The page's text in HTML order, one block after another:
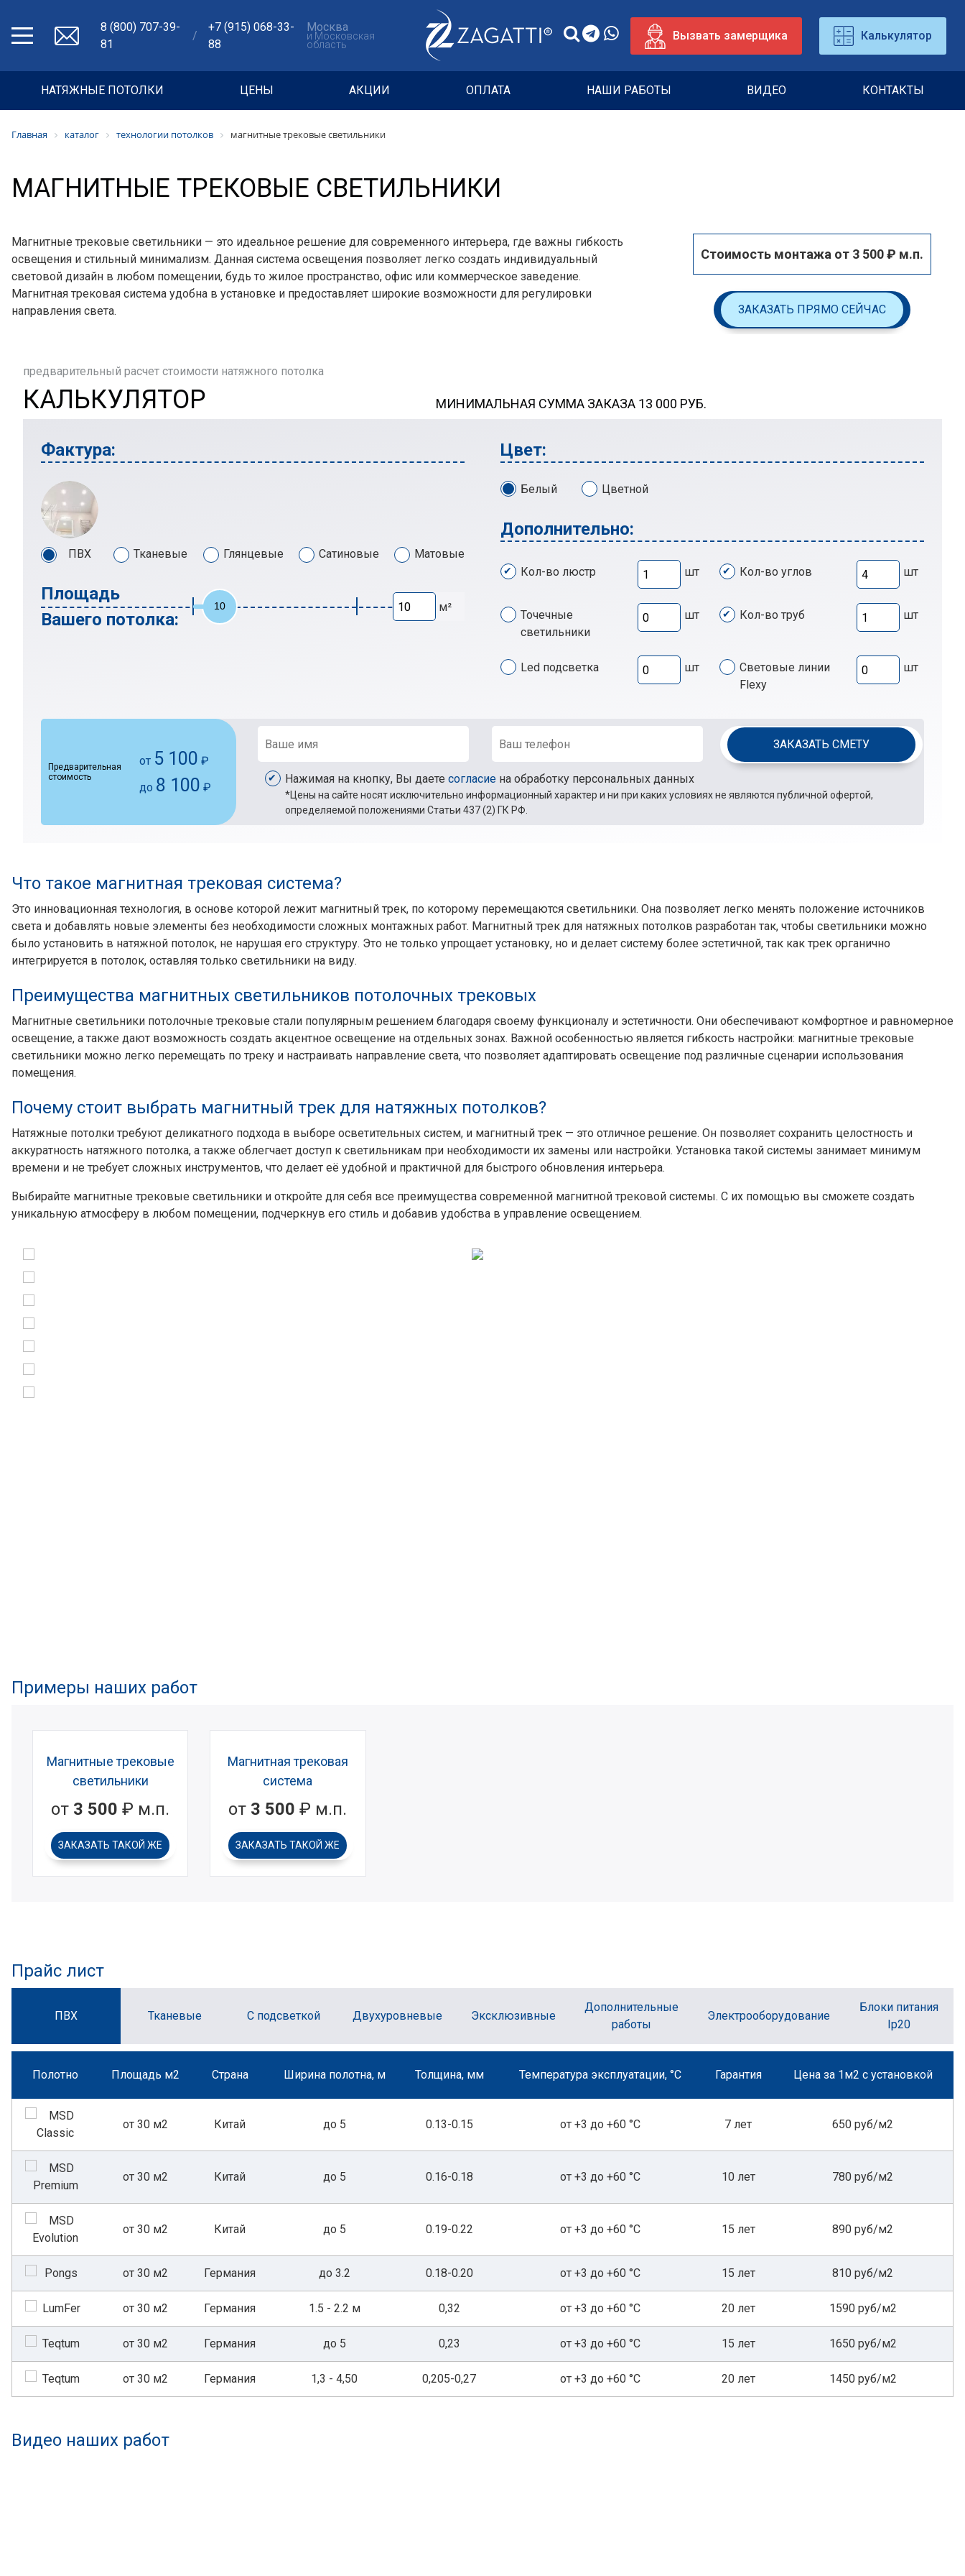
8 (800) 707-39-
81
/
+7 (915) 068-33-
88
Москва
и Московская
область
Вызвать замерщика Калькулятор
НАТЯЖНЫЕ ПОТОЛКИ ЦЕНЫ АКЦИИ ОПЛАТА НАШИ РАБОТЫ ВИДЕО КОНТАКТЫ
Главная каталог технологии потолков магнитные трековые светильники
МАГНИТНЫЕ ТРЕКОВЫЕ СВЕТИЛЬНИКИ
Магнитные трековые светильники — это идеальное решение для современного интерьера, где важны гибкость
освещения и стильный минимализм. Данная система освещения позволяет легко создать индивидуальный
световой дизайн в любом помещении, будь то жилое пространство, офис или коммерческое заведение.
Магнитная трековая система удобна в установке и предоставляет широкие возможности для регулировки
направления света.
Cтоимость монтажа от 3 500 ₽ м.п.
ЗАКАЗАТЬ ПРЯМО СЕЙЧАС
предварительный расчет стоимости натяжного потолка
КАЛЬКУЛЯТОР МИНИМАЛЬНАЯ СУММА ЗАКАЗА 13 000 РУБ.
Фактура:
ПВХ Тканевые Глянцевые Сатиновые Матовые
Площадь
Вашего потолка:
10 м²
Цвет:
Белый Цветной
Дополнительно:
Кол-во люстр шт Кол-во углов шт
Точечные
светильники
шт Кол-во труб шт
Led подсветка шт
Световые линии
Flexy
шт
Предварительная
стоимость
от 5 100 ₽
до 8 100 ₽
ЗАКАЗАТЬ СМЕТУ
Нажимая на кнопку, Вы даете согласие на обработку персональных данных
*Цены на сайте носят исключительно информационный характер и ни при каких условиях не являются публичной офертой,
определяемой положениями Статьи 437 (2) ГК РФ.
Что такое магнитная трековая система?
Это инновационная технология, в основе которой лежит магнитный трек, по которому перемещаются светильники. Она позволяет легко менять положение источников
света и добавлять новые элементы без необходимости сложных монтажных работ. Магнитный трек для натяжных потолков разработан так, чтобы светильники можно
было установить в натяжной потолок, не нарушая его структуру. Это не только упрощает установку, но и делает систему более эстетичной, так как трек органично
интегрируется в потолок, оставляя только светильники на виду.
Преимущества магнитных светильников потолочных трековых
Магнитные светильники потолочные трековые стали популярным решением благодаря своему функционалу и эстетичности. Они обеспечивают комфортное и равномерное
освещение, а также дают возможность создать акцентное освещение на отдельных зонах. Важной особенностью является гибкость настройки: магнитные трековые
светильники можно легко перемещать по треку и настраивать направление света, что позволяет адаптировать освещение под различные сценарии использования
помещения.
Почему стоит выбрать магнитный трек для натяжных потолков?
Натяжные потолки требуют деликатного подхода в выборе осветительных систем, и магнитный трек — это отличное решение. Он позволяет сохранить целостность и
аккуратность натяжного потолка, а также облегчает доступ к светильникам при необходимости их замены или настройки. Установка такой системы занимает минимум
времени и не требует сложных инструментов, что делает её удобной и практичной для быстрого обновления интерьера.
Выбирайте магнитные трековые светильники и откройте для себя все преимущества современной магнитной трековой системы. С их помощью вы сможете создать
уникальную атмосферу в любом помещении, подчеркнув его стиль и добавив удобства в управление освещением.
Примеры наших работ
Магнитные трековые
светильники
от 3 500 ₽ м.п.
ЗАКАЗАТЬТАКОЙ ЖЕ
Магнитная трековая
система
от 3 500 ₽ м.п.
ЗАКАЗАТЬТАКОЙ ЖЕ
Прайс лист
ПВХ Тканевые С подсветкой Двухуровневые Эксклюзивные
Дополнительные
работы
Электрооборудование
Блоки питания
Ip20
Полотно Площадь м2 Страна Ширина полотна, м Толщина, мм Температура эксплуатации, °С Гарантия Цена за 1м2 с установкой
от 30 м2 Китай до 5 0.13-0.15 от +3 до +60 °С 7 лет 650 руб/м2
от 30 м2 Китай до 5 0.16-0.18 от +3 до +60 °С 10 лет 780 руб/м2
от 30 м2 Китай до 5 0.19-0.22 от +3 до +60 °С 15 лет 890 руб/м2
от 30 м2 Германия до 3.2 0.18-0.20 от +3 до +60 °С 15 лет 810 руб/м2
от 30 м2 Германия 1.5 - 2.2 м 0,32 от +3 до +60 °С 20 лет 1590 руб/м2
от 30 м2 Германия до 5 0,23 от +3 до +60 °С 15 лет 1650 руб/м2
от 30 м2 Германия 1,3 - 4,50 0,205-0,27 от +3 до +60 °С 20 лет 1450 руб/м2
Видео наших работ